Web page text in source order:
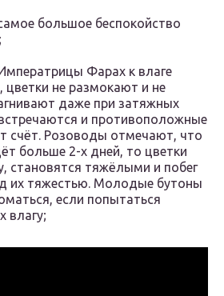
большое беспокойство
Фарах к влаге
цветки не размокают и не
даже при затяжных
и противоположные
счёт. Розоводы отмечают, что
больше 2-х дней, то цветки
становятся тяжёлыми и побег
их тяжестью. Молодые бутоны
если попытаться
влагу;